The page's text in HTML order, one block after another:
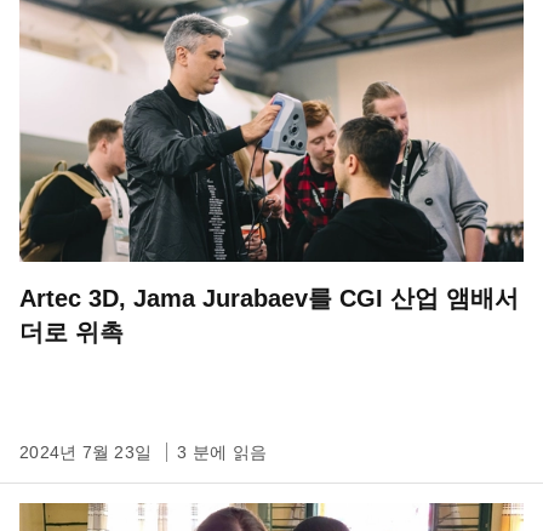
Artec 3D, Jama Jurabaev를 CGI 산업 앰배서
더로 위촉
2024년 7월 23일 3 분에 읽음